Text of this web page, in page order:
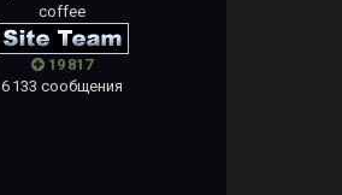
coffee
19 817
6 133 сообщения